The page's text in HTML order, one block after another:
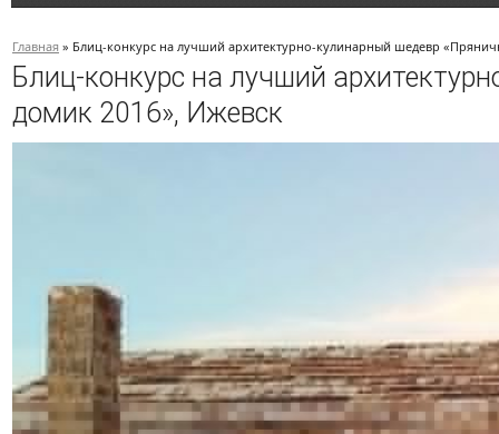
Главная » Блиц-конкурс на лучший архитектурно-кулинарный шедевр
Блиц-конкурс на лучший
домик 2016», Ижевск